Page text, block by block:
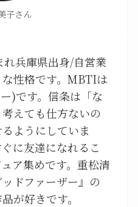
子さん
兵庫県出身/自営業
性格です。MBTIは
)です。信条は「な
えても仕方ないの
ようにしていま
に友達になれるこ
ア集めです。重松清
ドファーザー』の
が好きです。